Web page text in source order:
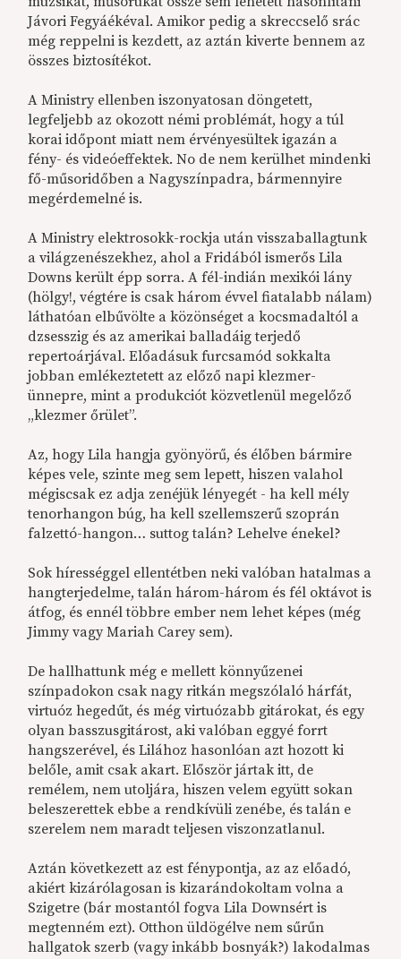
Jávori Fegyáékéval. Amikor pedig a skreccselő srác
még reppelni is kezdett, az aztán kiverte bennem az
összes biztosítékot.
A Ministry ellenben iszonyatosan döngetett,
legfeljebb az okozott némi problémát, hogy a túl
korai időpont miatt nem érvényesültek igazán a
fény- és videóeffektek. No de nem kerülhet mindenki
fő-műsoridőben a Nagyszínpadra, bármennyire
megérdemelné is.
A Ministry elektrosokk-rockja után visszaballagtunk
a világzenészekhez, ahol a Fridából ismerős Lila
Downs került épp sorra. A fél-indián mexikói lány
(hölgy!, végtére is csak három évvel fiatalabb nálam)
láthatóan elbűvölte a közönséget a kocsmadaltól a
dzsesszig és az amerikai balladáig terjedő
repertoárjával. Előadásuk furcsamód sokkalta
jobban emlékeztetett az előző napi klezmer-
ünnepre, mint a produkciót közvetlenül megelőző
„klezmer őrület”.
Az, hogy Lila hangja gyönyörű, és élőben bármire
képes vele, szinte meg sem lepett, hiszen valahol
mégiscsak ez adja zenéjük lényegét - ha kell mély
tenorhangon búg, ha kell szellemszerű szoprán
falzettó-hangon… suttog talán? Lehelve énekel?
Sok hírességgel ellentétben neki valóban hatalmas a
hangterjedelme, talán három-három és fél oktávot is
átfog, és ennél többre ember nem lehet képes (még
Jimmy vagy Mariah Carey sem).
De hallhattunk még e mellett könnyűzenei
színpadokon csak nagy ritkán megszólaló hárfát,
virtuóz hegedűt, és még virtuózabb gitárokat, és egy
olyan basszusgitárost, aki valóban eggyé forrt
hangszerével, és Lilához hasonlóan azt hozott ki
belőle, amit csak akart. Először jártak itt, de
remélem, nem utoljára, hiszen velem együtt sokan
beleszerettek ebbe a rendkívüli zenébe, és talán e
szerelem nem maradt teljesen viszonzatlanul.
Aztán következett az est fénypontja, az az előadó,
akiért kizárólagosan is kizarándokoltam volna a
Szigetre (bár mostantól fogva Lila Downsért is
megtenném ezt). Otthon üldögélve nem sűrűn
hallgatok szerb (vagy inkább bosnyák?) lakodalmas